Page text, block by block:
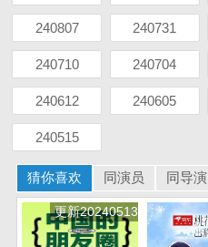
240807 240731
240710 240704
240612 240605
240515
猜你喜欢 同演员 同导演
更新20240513